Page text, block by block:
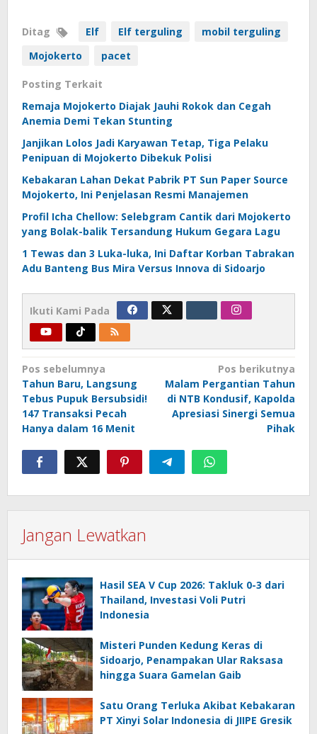
Ditag Elf Elf terguling
mobil terguling
Mojokerto
pacet
Posting Terkait
Remaja Mojokerto Diajak Jauhi Rokok dan Cegah
Anemia Demi Tekan Stunting
Janjikan Lolos Jadi Karyawan Tetap, Tiga Pelaku
Penipuan di Mojokerto Dibekuk Polisi
Kebakaran Lahan Dekat Pabrik PT Sun Paper Source
Mojokerto, Ini Penjelasan Resmi Manajemen
Profil Icha Chellow: Selebgram Cantik dari Mojokerto
yang Bolak-balik Tersandung Hukum Gegara Lagu
1 Tewas dan 3 Luka-luka, Ini Daftar Korban Tabrakan
Adu Banteng Bus Mira Versus Innova di Sidoarjo
Ikuti Kami Pada
Navigasi
pos
Pos sebelumnya
Tahun Baru, Langsung
Tebus Pupuk Bersubsidi!
147 Transaksi Pecah
Hanya dalam 16 Menit
Pos berikutnya
Malam Pergantian Tahun
di NTB Kondusif, Kapolda
Apresiasi Sinergi Semua
Pihak
Jangan Lewatkan
Hasil SEA V Cup 2026: Takluk 0-3 dari
Thailand, Investasi Voli Putri
Indonesia
Misteri Punden Kedung Keras di
Sidoarjo, Penampakan Ular Raksasa
hingga Suara Gamelan Gaib
Satu Orang Terluka Akibat Kebakaran
PT Xinyi Solar Indonesia di JIIPE Gresik